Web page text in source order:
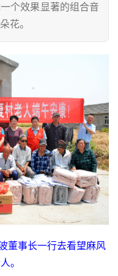
个效果显著的组合音
花。
董事长一行去看望麻风
。